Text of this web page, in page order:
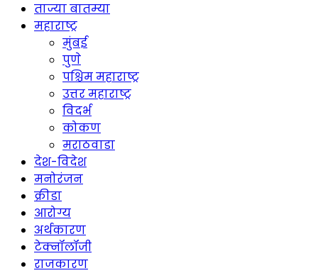
ताज्या बातम्या
महाराष्ट्र
मुंबई
पुणे
पश्चिम महाराष्ट्र
उत्तर महाराष्ट्र
विदर्भ
कोकण
मराठवाडा
देश-विदेश
मनोरंजन
क्रीडा
आरोग्य
अर्थकारण
टेक्नॉलॉजी
राजकारण